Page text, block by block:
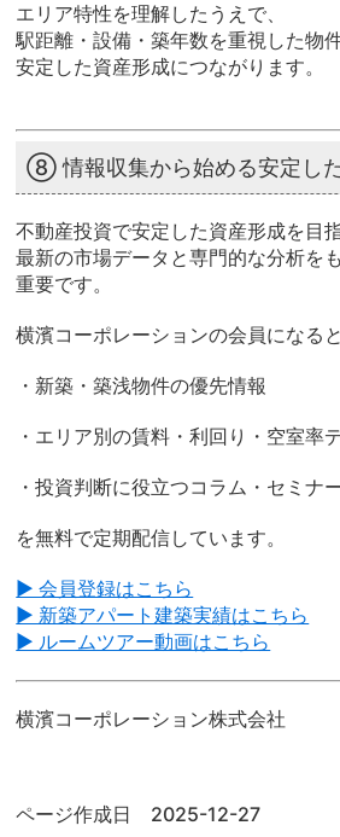
エリア特性を理解したうえで、
駅距離・設備・築年数を重視した物
安定した資産形成につながります。
⑧ 情報収集から始める安定し
不動産投資で安定した資産形成を目指
最新の市場データと専門的な分析を
重要です。
横濱コーポレーションの会員になると
・新築・築浅物件の優先情報
・エリア別の賃料・利回り・空室率
・投資判断に役立つコラム・セミナ
を無料で定期配信しています。
▶ 会員登録はこちら
▶ 新築アパート建築実績はこちら
▶ ルームツアー動画はこちら
横濱コーポレーション株式会社
ページ作成日 2025-12-27